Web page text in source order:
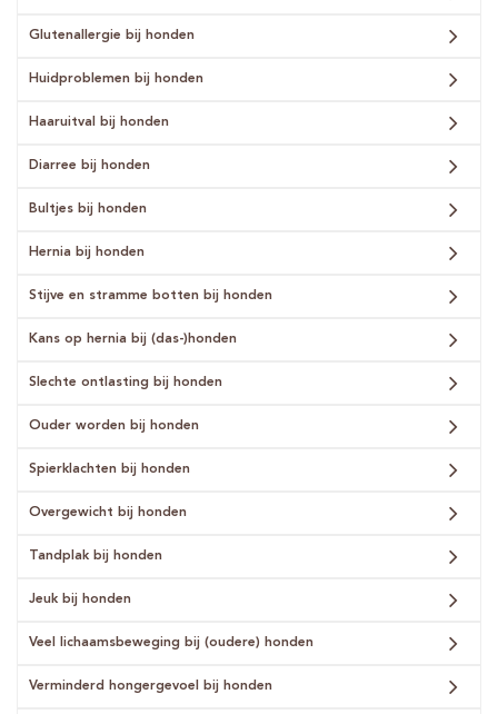
Glutenallergie bij honden
Huidproblemen bij honden
Haaruitval bij honden
Diarree bij honden
Bultjes bij honden
Hernia bij honden
Stijve en stramme botten bij honden
Kans op hernia bij (das-)honden
Slechte ontlasting bij honden
Ouder worden bij honden
Spierklachten bij honden
Overgewicht bij honden
Tandplak bij honden
Jeuk bij honden
Veel lichaamsbeweging bij (oudere) honden
Verminderd hongergevoel bij honden